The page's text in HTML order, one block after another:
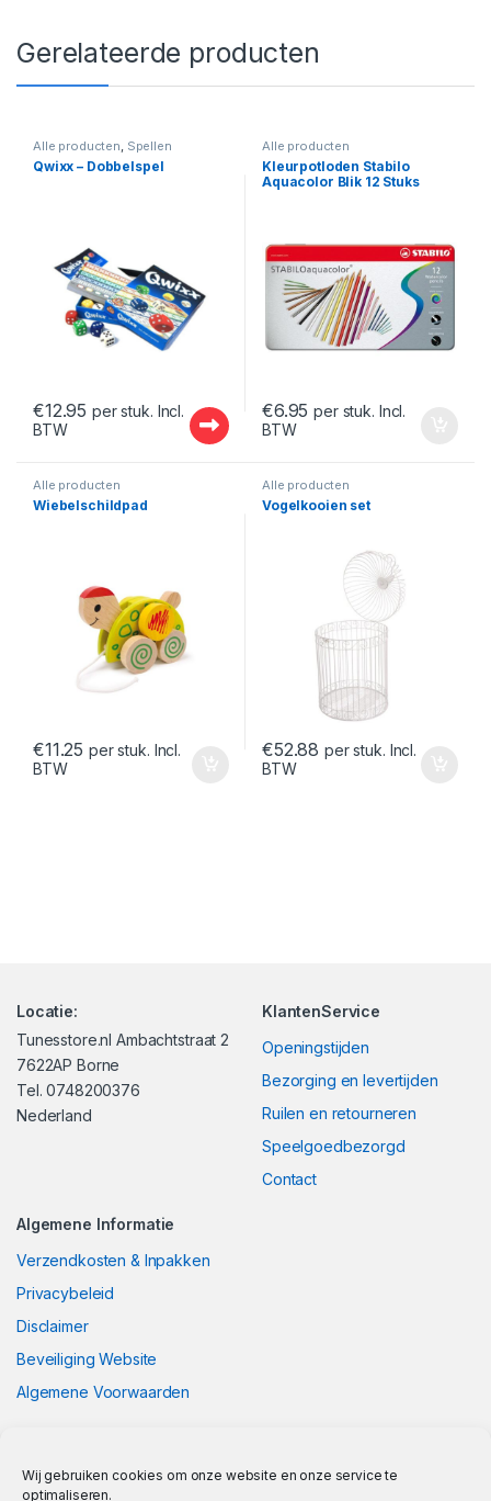
Wij gebruiken cookies om onze website en onze service te
optimaliseren.
Gerelateerde producten
Alle producten, Spellen
Qwixx – Dobbelspel
€12.95 per stuk. Incl.
BTW
Alle producten
Kleurpotloden Stabilo
Aquacolor Blik 12 Stuks
€6.95 per stuk. Incl.
BTW
Alle producten
Wiebelschildpad
€11.25 per stuk. Incl.
BTW
Alle producten
Vogelkooien set
€52.88 per stuk. Incl.
BTW
Locatie:
Tunesstore.nl Ambachtstraat 2
7622AP Borne
Tel. 0748200376
Nederland
KlantenService
Openingstijden
Bezorging en levertijden
Ruilen en retourneren
Speelgoedbezorgd
Contact
Algemene Informatie
Verzendkosten & Inpakken
Privacybeleid
Disclaimer
Beveiliging Website
Algemene Voorwaarden